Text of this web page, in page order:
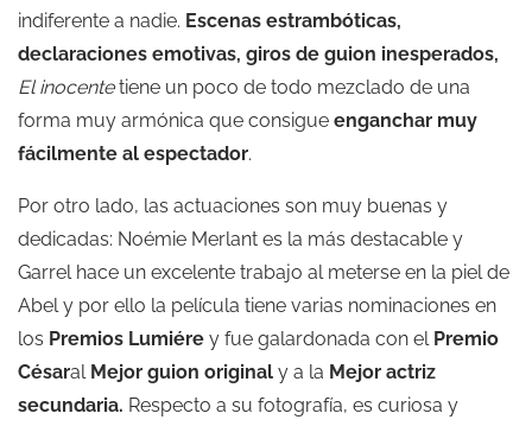
indiferente a nadie. Escenas estrambóticas,
declaraciones emotivas, giros de guion inesperados,
El inocentetiene un poco de todo mezclado de una
forma muy armónica que consigue enganchar muy
fácilmente al espectador.
Por otro lado, las actuaciones son muy buenas y
dedicadas: Noémie Merlant es la más destacable y
Garrel hace un excelente trabajo al meterse en la piel de
Abel y por ello la película tiene varias nominaciones en
los Premios Lumiére y fue galardonada con el Premio
Césaral Mejor guion original y a la Mejor actriz
secundaria. Respecto a su fotografía, es curiosa y